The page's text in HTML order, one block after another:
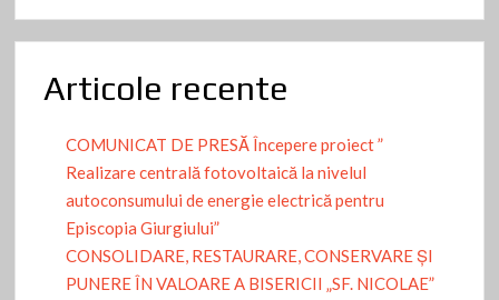
Articole recente
COMUNICAT DE PRESĂ Începere proiect ”
Realizare centrală fotovoltaică la nivelul
autoconsumului de energie electrică pentru
Episcopia Giurgiului”
CONSOLIDARE, RESTAURARE, CONSERVARE ȘI
PUNERE ÎN VALOARE A BISERICII „SF. NICOLAE”